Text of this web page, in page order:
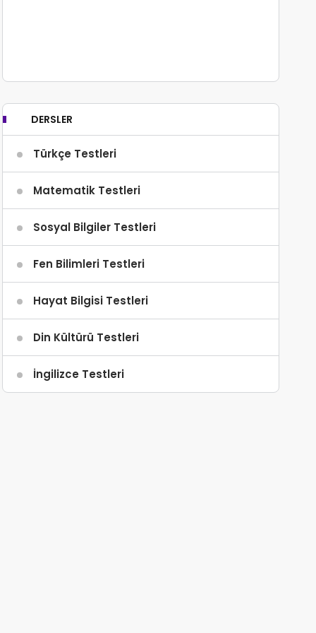
DERSLER
Türkçe Testleri
Matematik Testleri
Sosyal Bilgiler Testleri
Fen Bilimleri Testleri
Hayat Bilgisi Testleri
Din Kültürü Testleri
İngilizce Testleri